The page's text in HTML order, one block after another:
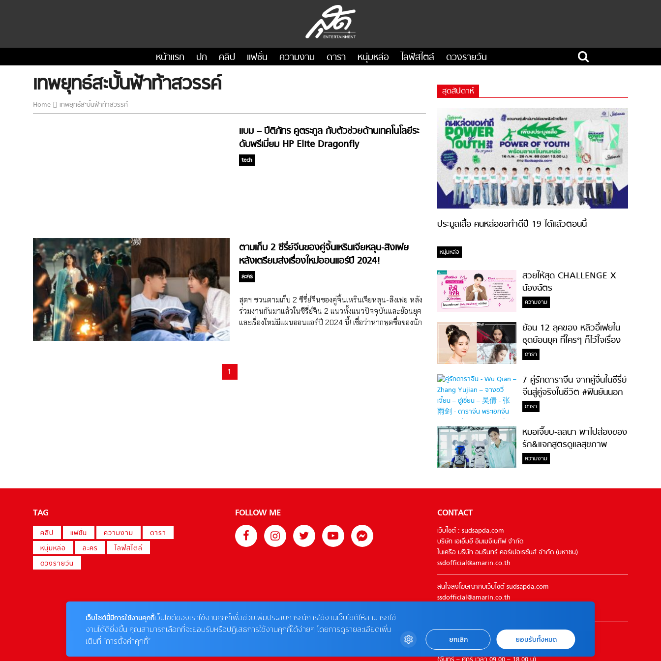
หน้าแรก ปก คลิป แฟชั่น ความงาม ดารา หนุ่มหล่อ ไลฟ์สไตล์ ดวงรายวัน
เทพยุทธ์สะบั้นฟ้าท้าสวรรค์
Home เทพยุทธ์สะบั้นฟ้าท้าสวรรค์
แบม – ปีติภัทร คูตระกูล กับตัวช่วยด้านเทคโนโลยีระ
ดับพรีเมี่ยม HP Elite Dragonfly
tech
ตามเก็บ 2 ซีรี่ย์จีนของคู่จิ้นเหรินเจียหลุน-สิงเฟย
หลังเตรียมส่งเรื่องใหม่ออนแอร์ปี 2024!
ละคร
สุดฯ ชวนตามเก็บ 2 ซีรี่ย์จีนของคู่จิ้นเหรินเจียหลุน-สิงเฟย หลัง
ร่วมงานกันมาแล้วในซีรี่ย์จีน 2 แนวทั้งแนวปัจจุบันและย้อนยุค
และเรื่องใหม่มีแผนออนแอร์ปี 2024 นี้! เชื่อว่าหากพูดชื่อของนัก
1
สุดสัปดาห์
ประมูลเสื้อ คนหล่อขอทำดีปี 19 ได้แล้วตอนนี้
หนุ่มหล่อ
สวยให้สุด CHALLENGE X
น้องฉัตร
ความงาม
ย้อน 12 ลุคของ หลิวอี้เฟยใน
ชุดย้อนยุค ที่ใครๆ ก็ไว้ใจเรื่อง
ความสวย!
ดารา
7 คู่รักดาราจีน จากคู่จิ้นในซีรี่ย์
จีนสู่คู่จริงในชีวิต #ฟินยันนอก
จอ
ดารา
หมอเจี๊ยบ-ลลนา พาไปส่องของ
รัก&แจกสูตรดูแลสุขภาพ
#ล้างจมูกไม่ยากจะสอนให้
ความงาม
TAG
คลิป แฟชั่น ความงาม
ดารา
หนุ่มหล่อ
ละคร
ไลฟ์สไตล์
ดวงรายวัน
FOLLOW ME CONTACT
เว็บไซต์ : sudsapda.com
บริษัท เอเอ็มอี อิมเมจิเนทีฟ จำกัด
ในเครือ บริษัท อมรินทร์ คอร์เปอเรชั่นส์ จำกัด (มหาชน)
ssdofficial@amarin.co.th
สนใจลงโฆษณากับเว็บไซต์ sudsapda.com
ssdofficial@amarin.co.th
ติดต่อแจ้งปัญหาหรือร้องเรียน
02-422-9999 ต่อ 4180
เว็บไซต์นี้มีการใช้งานคุกกี้เว็บไซต์ของเราใช้งานคุกกี้เพื่อช่วยเพิ่มประสบการณ์การใช้งานเว็บไซต์ให้สามารถใช้
งานได้ดียิ่งขึ้น คุณสามารถเลือกที่จะยอมรับหรือปฏิเสธการใช้งานคุกกี้ได้ง่ายๆ โดยการดูรายละเอียดเพิ่ม
เติมที่ “การตั้งค่าคุกกี้”
ยกเลิก ยอมรับทั้งหมด